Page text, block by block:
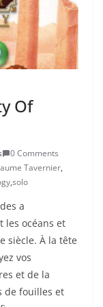
Of
0 Comments
Tavernier,
,solo
a
les océans et
siècle. À la tête
vos
et de la
de fouilles et